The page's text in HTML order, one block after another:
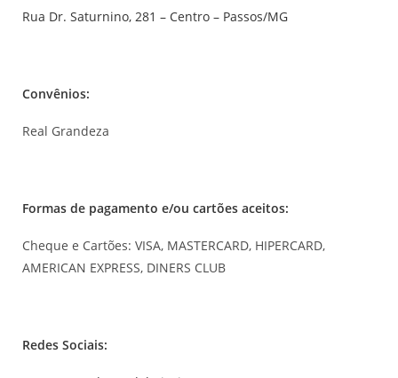
Rua Dr. Saturnino, 281 – Centro – Passos/MG
Convênios:
Real Grandeza
Formas de pagamento e/ou cartões aceitos:
Cheque e Cartões: VISA, MASTERCARD, HIPERCARD,
AMERICAN EXPRESS, DINERS CLUB
Redes Sociais: